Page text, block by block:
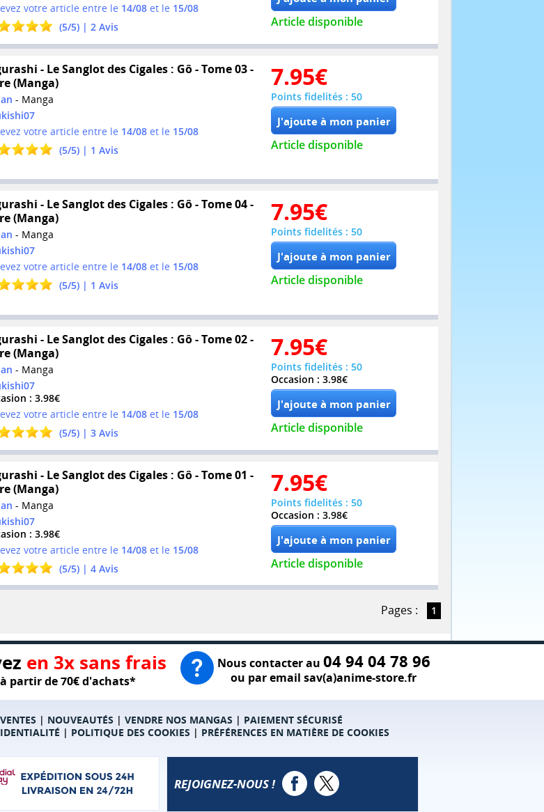
votre article entre le 14/08et le 15/08
(5/5) | 2Avis Article disponible
- Le Sanglot des Cigales : Gô - Tome 03 -
(Manga)
- Manga
votre article entre le 14/08et le 15/08
(5/5) | 1 Avis
7.95€
Points fidelités : 50
Article disponible
- Le Sanglot des Cigales : Gô - Tome 04 -
(Manga)
- Manga
votre article entre le 14/08et le 15/08
(5/5) | 1 Avis
7.95€
Points fidelités : 50
Article disponible
- Le Sanglot des Cigales : Gô - Tome 02 -
(Manga)
- Manga
: 3.98€
votre article entre le 14/08et le 15/08
(5/5) | 3Avis
7.95€
Points fidelités : 50
Occasion : 3.98€
Article disponible
- Le Sanglot des Cigales : Gô - Tome 01 -
(Manga)
- Manga
: 3.98€
votre article entre le 14/08et le 15/08
(5/5) | 4Avis
7.95€
Points fidelités : 50
Occasion : 3.98€
Article disponible
Pages : 1
en 3x sans frais
à partir de 70€ d'achats*
Nous contacter au 04 94 04 78 96
ou par email sav(a)anime-store.fr
| NOUVEAUTÉS | VENDRE NOS MANGAS | PAIEMENT SÉCURISÉ
| POLITIQUE DES COOKIES | PRÉFÉRENCES EN MATIÈRE DE COOKIES
REJOIGNEZ-NOUS !